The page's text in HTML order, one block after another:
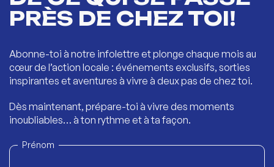
PRÈS DE CHEZ TOI!
Abonne-toi à notre infolettre et plonge chaque mois au
cœur de l’action locale : événements exclusifs, sorties
inspirantes et aventures à vivre à deux pas de chez toi.
Dès maintenant, prépare-toi à vivre des moments
inoubliables… à ton rythme et à ta façon.
Prénom